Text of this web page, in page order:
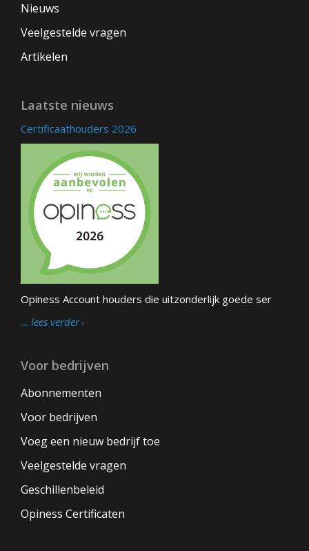
Nieuws
Veelgestelde vragen
Artikelen
Laatste nieuws
Certificaathouders 2026
Opiness Account houders die uitzonderlijk goede ser
… lees verder
Voor bedrijven
Abonnementen
Voor bedrijven
Voeg een nieuw bedrijf toe
Veelgestelde vragen
Geschillenbeleid
Opiness Certificaten